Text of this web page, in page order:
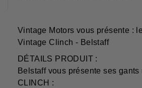
Vintage Motors vous présente :
Vintage Clinch - Belstaff
DÉTAILS PRODUIT :
Belstaff vous présente ses gants
CLINCH :